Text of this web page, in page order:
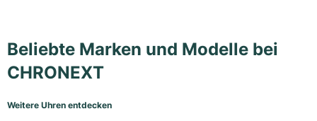
Beliebte Marken und Modelle bei
CHRONEXT
Weitere Uhren entdecken